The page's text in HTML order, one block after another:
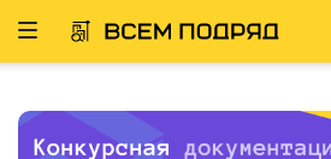
Развернуть